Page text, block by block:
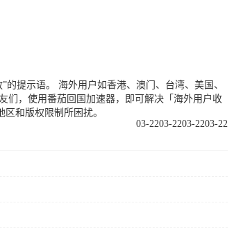
提示语。 海外用户如香港、澳门、台湾、美国、
们，使用番茄回国加速器，即可解决「海外用户收
和版权限制所困扰。
03-22
03-22
03-22
03-22